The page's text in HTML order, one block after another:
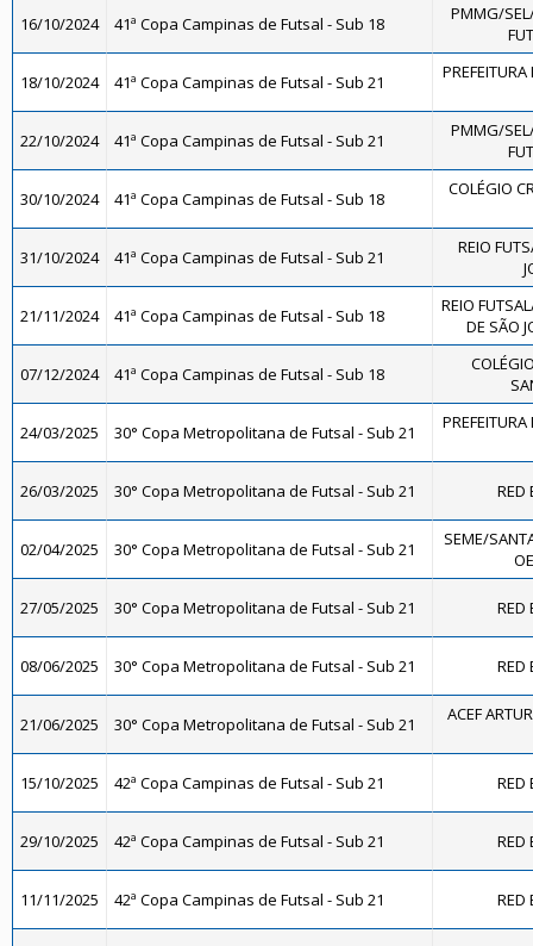
16/10/2024 41ª Copa Campinas de Futsal - Sub 18
PMMG/
18/10/2024 41ª Copa Campinas de Futsal - Sub 21
22/10/2024 41ª Copa Campinas de Futsal - Sub 21
PMMG/
30/10/2024 41ª Copa Campinas de Futsal - Sub 18 COLÉGIO
31/10/2024 41ª Copa Campinas de Futsal - Sub 21
REIO
21/11/2024 41ª Copa Campinas de Futsal - Sub 18
REIO
DE SÃO
07/12/2024 41ª Copa Campinas de Futsal - Sub 18
24/03/2025 30° Copa Metropolitana de Futsal - Sub 21
26/03/2025 30° Copa Metropolitana de Futsal - Sub 21 RED
02/04/2025 30° Copa Metropolitana de Futsal - Sub 21
SEME/
27/05/2025 30° Copa Metropolitana de Futsal - Sub 21 RED
08/06/2025 30° Copa Metropolitana de Futsal - Sub 21 RED
21/06/2025 30° Copa Metropolitana de Futsal - Sub 21 ACEF
15/10/2025 42ª Copa Campinas de Futsal - Sub 21 RED
29/10/2025 42ª Copa Campinas de Futsal - Sub 21 RED
11/11/2025 42ª Copa Campinas de Futsal - Sub 21 RED